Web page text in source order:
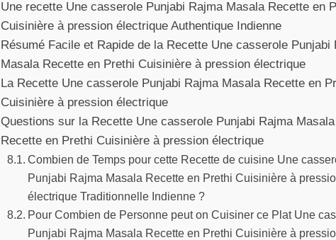
Une recette Une casserole Punjabi Rajma Masala Recette en
Cuisinière à pression électrique Authentique Indienne
Résumé Facile et Rapide de la Recette Une casserole Punjabi
Masala Recette en Prethi Cuisinière à pression électrique
La Recette Une casserole Punjabi Rajma Masala Recette en
Cuisinière à pression électrique
Questions sur la Recette Une casserole Punjabi Rajma Masala
Recette en Prethi Cuisinière à pression électrique
Combien de Temps pour cette Recette de cuisine Une
Punjabi Rajma Masala Recette en Prethi Cuisinière à
électrique Traditionnelle Indienne ?
Pour Combien de Personne peut on Cuisiner ce Plat Une
Punjabi Rajma Masala Recette en Prethi Cuisinière à